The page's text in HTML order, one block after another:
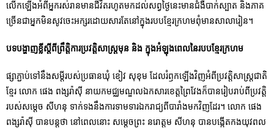
លើកឡើងអំពីអ្នករស់រានមានជីវិតរហូតមកដល់សព្វថ្ងៃនេះមានជំងឺបាក់ស្បាត និងភាគ
ច្រើនជាអ្នកមិនសូវចេះអក្សរដោយសារតែនៅក្នុងរបបខ្មែរក្រហមពុំមានសាលារៀន។
បទបង្ហាញខ្លីស្តីពីព្រឹត្តិការប្រវត្តិសាស្ត្រមុន និង ក្នុងអំឡុងពេលនៃរបបខ្មែរក្រហម
ផ្សាភ្ជាប់ទៅនឹងសម្តីរបស់ប្រធានឃុំ ខៀវ សុខុម ដែលរំឭកឡើងវិញអំពីប្រវត្តិសាស្ត្រជាតិ
ខ្មែរ លោក ផេង ពង្សរ៉ាស៊ី នាយកមជ្ឈមណ្ឌលឯកសារខេត្តព្រៃវែងក៏បានរៀបរាប់ពីប្រវត្តិ
របស់សម្តេច សីហនុ ទាក់ទងនឹងការទាមទារឯករាជ្យពីបារាំងមកវិញដែរ។ លោក ផេង
ពង្សរ៉ាស៊ី បានបន្តថា នៅពេលនោះ សម្តេចព្រះ នរោត្តម សីហនុ បានបង្កើតកងយុវពល